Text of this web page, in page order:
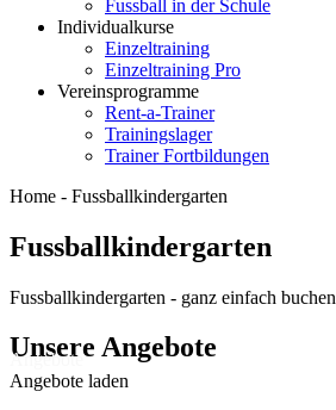
Fussball in der Schule
Individualkurse
Einzeltraining
Einzeltraining Pro
Vereinsprogramme
Rent-a-Trainer
Trainingslager
Trainer Fortbildungen
Home - Fussballkindergarten
Fussballkindergarten
Fussballkindergarten - ganz einfach buchen
Unsere Angebote
Angebote
Angebote laden